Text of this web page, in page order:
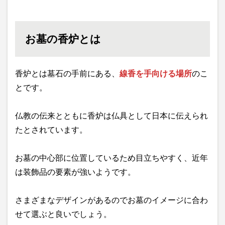
お墓の香炉とは
香炉とは墓石の手前にある、 線香を手向ける場所のこ
とです。
仏教の伝来とともに香炉は仏具として日本に伝えられ
たとされています。
お墓の中心部に位置しているため目立ちやすく、近年
は装飾品の要素が強いようです。
さまざまなデザインがあるのでお墓のイメージに合わ
せて選ぶと良いでしょう。